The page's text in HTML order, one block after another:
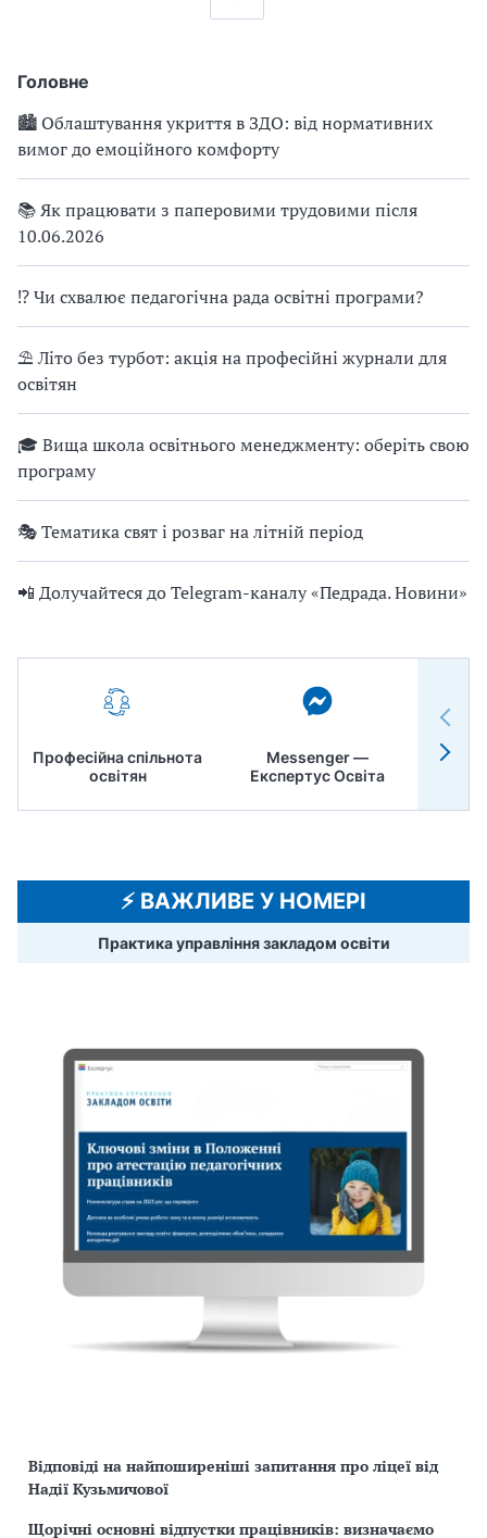
Головне
🏙 Облаштування укриття в ЗДО: від нормативних
вимог до емоційного комфорту
📚 Як працювати з паперовими трудовими після
10.06.2026
⁉ Чи схвалює педагогічна рада освітні програми?
⛱ Літо без турбот: акція на професійні журнали для
освітян
🎓 Вища школа освітнього менеджменту: оберіть свою
програму
🎭 Тематика свят і розваг на літній період
📲 Долучайтеся до Telegram-каналу «Педрада. Новини»
Професійна спільнота
освітян
Messenger —
Експертус Освіта
⚡️ ВАЖЛИВЕ У НОМЕРІ
Практика управління закладом освіти
Відповіді на найпоширеніші запитання про ліцеї від
Надії Кузьмичової
Щорічні основні відпустки працівників: визначаємо